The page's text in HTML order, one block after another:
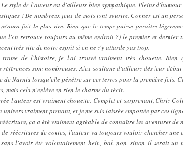
style de l'auteur est d'ailleurs bien sympathique. Pleins
! De nombreux jeux de mots font sourire. Conner est un
fait le plus rire. Bien que le temps puisse paraître
l'on retrouve toujours au même endroit ?) le premier et dernier
très vite de notre esprit si on ne s'y attarde pas trop.
trame de l'histoire, je l'ai trouvé vraiment très chouette. Bien
références sont nombreuses. Alex souligne d'ailleurs dès leur
de Narnia lorsqu'elle pénètre sur ces terres pour la première fois.
mais cela n'enlève en rien le charme du récit.
l'auteur est vraiment chouette. Complet et surprenant, Chris
univers vraiment prenant, et je me suis laissée emportée par ces
ça a été vraiment agréable de connaître les aventures de
de réécritures de contes, l'auteur va toujours vouloir chercher une
sans l'avoir été volontairement hein, bah non, sinon il serait un